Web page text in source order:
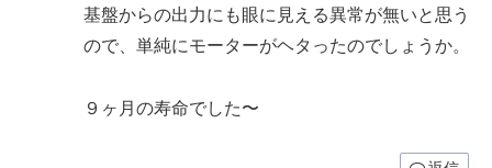
基盤からの出力にも眼に見える異常が無いと思う
ので、単純にモーターがヘタったのでしょうか。
９ヶ月の寿命でした〜